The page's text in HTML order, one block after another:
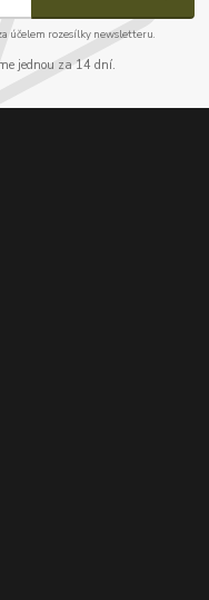
účelem rozesílky newsletteru.
jednou za 14 dní.